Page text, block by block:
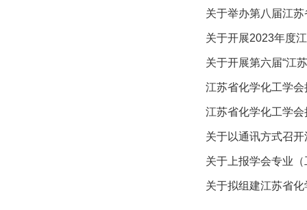
关于举办第八届江
关于开展2023年度
关于开展第六届“江
关于以通讯方式召
关于上报学会专业
关于拟组建江苏省